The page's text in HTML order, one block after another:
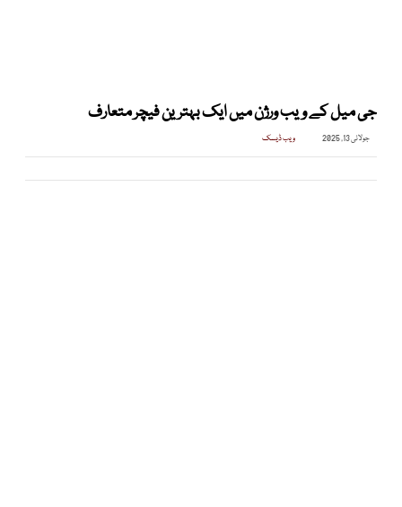
جی میل کے ویب ورژن میں ایک بہترین فیچر متعارف
جولائی 13, 2025 ویب ڈیسک